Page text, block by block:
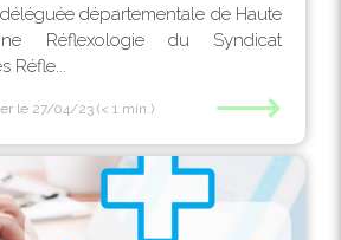
départementale de Haute
Réflexologie du Syndicat
Réfle...
le 27/04/23 (< 1 min.) ⟶